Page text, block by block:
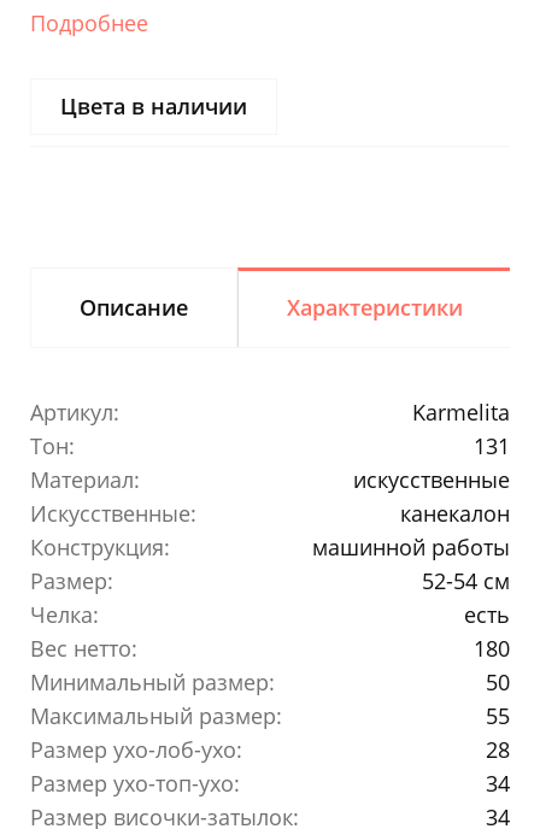
Подробнее
Цвета в наличии
Описание Характеристики
Артикул:
Karmelita
Тон:
131
Материал:
искусственные
Искусственные:
канекалон
Конструкция:
машинной работы
Размер:
52-54 см
Челка:
есть
Вес нетто:
180
Минимальный размер:
50
Максимальный размер:
55
Размер ухо-лоб-ухо:
28
Размер ухо-топ-ухо:
34
Размер височки-затылок:
34